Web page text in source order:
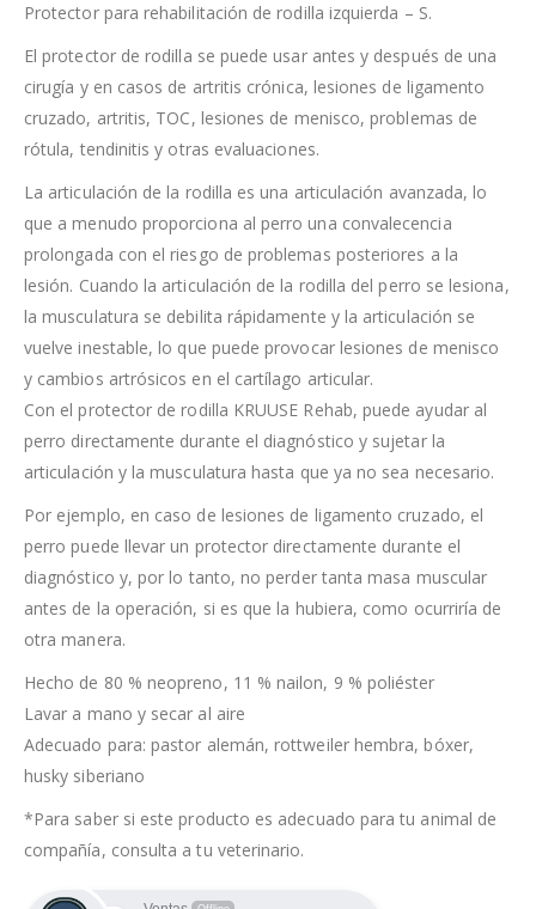
Protector para rehabilitación de rodilla izquierda – S.
El protector de rodilla se puede usar antes y después de una
cirugía y en casos de artritis crónica, lesiones de ligamento
cruzado, artritis, TOC, lesiones de menisco, problemas de
rótula, tendinitis y otras evaluaciones.
La articulación de la rodilla es una articulación avanzada, lo
que a menudo proporciona al perro una convalecencia
prolongada con el riesgo de problemas posteriores a la
lesión. Cuando la articulación de la rodilla del perro se lesiona,
la musculatura se debilita rápidamente y la articulación se
vuelve inestable, lo que puede provocar lesiones de menisco
y cambios artrósicos en el cartílago articular.
Con el protector de rodilla KRUUSE Rehab, puede ayudar al
perro directamente durante el diagnóstico y sujetar la
articulación y la musculatura hasta que ya no sea necesario.
Por ejemplo, en caso de lesiones de ligamento cruzado, el
perro puede llevar un protector directamente durante el
diagnóstico y, por lo tanto, no perder tanta masa muscular
antes de la operación, si es que la hubiera, como ocurriría de
otra manera.
Hecho de 80 % neopreno, 11 % nailon, 9 % poliéster
Lavar a mano y secar al aire
Adecuado para: pastor alemán, rottweiler hembra, bóxer,
husky siberiano
*Para saber si este producto es adecuado para tu animal de
compañía, consulta a tu veterinario.